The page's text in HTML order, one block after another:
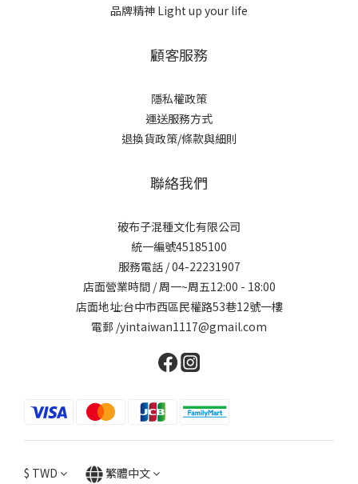
品牌精神 Light up your life
顧客服務
隱私權政策
運送服務方式
退換貨政策/條款與細則
聯絡我們
破布子混種文化有限公司
統一編號45185100
服務電話 / 04-22231907
店面營業時間 / 周一~周五12:00 - 18:00
店面地址:台中市西區民權路53巷12號一樓
電郵 /yintaiwan1117@gmail.com
$ TWD 繁體中文